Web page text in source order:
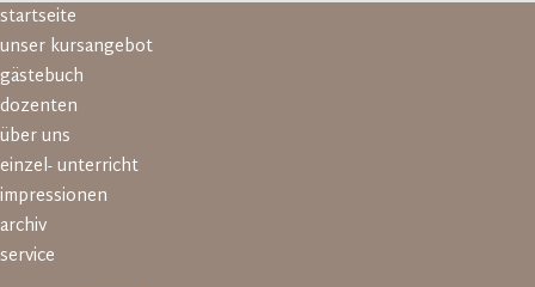
Navigation
überspringen
startseite
unser kursangebot
gästebuch
dozenten
über uns
einzel- unterricht
impressionen
archiv
service